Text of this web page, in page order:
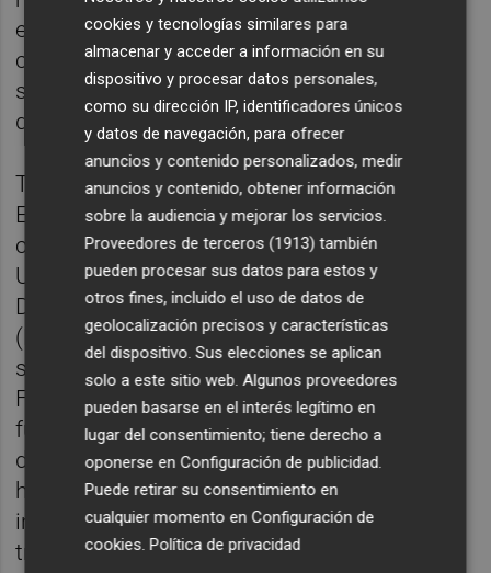
el PSOE esté en la Moncloa, ni un solo
casero pasará hambre, ni un solo casero
sentirá ansiedad, ni un solo casero
derramará una lágrima de tristeza.
Turno para nuestra recomendación cultural.
Esta semana os proponemos… ¡fútbol! En
concreto, leer sobre fútbol. Y hacerlo con
Une histoire populaire du football, de J. C.
Deveney, Mickaël Correia y Lelio Bonaccorso
(La Découverte–Delcourt, 2025). ¡Dentro,
sinopsis! “De Inglaterra a Brasil, de Egipto a
Francia y Argentina, he aquí otra historia del
fútbol, desde sus orígenes hasta nuestros
días. El fútbol no es solo negocio: desde
hace más de un siglo es un poderoso
instrumento de emancipación para
trabajadores, mujeres, militantes
cookies y tecnologías similares para
almacenar y acceder a información en su
dispositivo y procesar datos personales,
como su dirección IP, identificadores únicos
y datos de navegación, para ofrecer
anuncios y contenido personalizados, medir
anuncios y contenido, obtener información
sobre la audiencia y mejorar los servicios.
Proveedores de terceros (1913) también
pueden procesar sus datos para estos y
otros fines, incluido el uso de datos de
geolocalización precisos y características
del dispositivo. Sus elecciones se aplican
solo a este sitio web. Algunos proveedores
pueden basarse en el interés legítimo en
lugar del consentimiento; tiene derecho a
oponerse enConfiguración de publicidad
Puede retirar su consentimiento en
cualquier momento enConfiguración de
cookies .Política de privacidad